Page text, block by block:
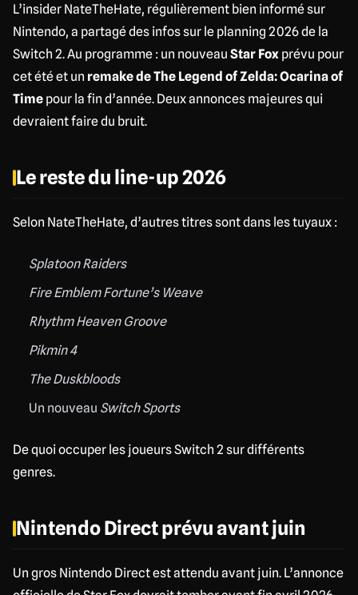
L’insider NateTheHate, régulièrement bien informé sur
Nintendo, a partagé des infos sur le planning 2026 de la
Switch 2. Au programme : un nouveau Star Fox prévu pour
cet été et un remake de The Legend of Zelda: Ocarina of
Time pour la fin d’année. Deux annonces majeures qui
devraient faire du bruit.
Le reste du line-up 2026
Selon NateTheHate, d’autres titres sont dans les tuyaux :
Splatoon Raiders
Fire Emblem Fortune’s Weave
Rhythm Heaven Groove
Pikmin 4
The Duskbloods
Un nouveau Switch Sports
De quoi occuper les joueurs Switch 2 sur différents
genres.
Nintendo Direct prévu avant juin
Un gros Nintendo Direct est attendu avant juin. L’annonce